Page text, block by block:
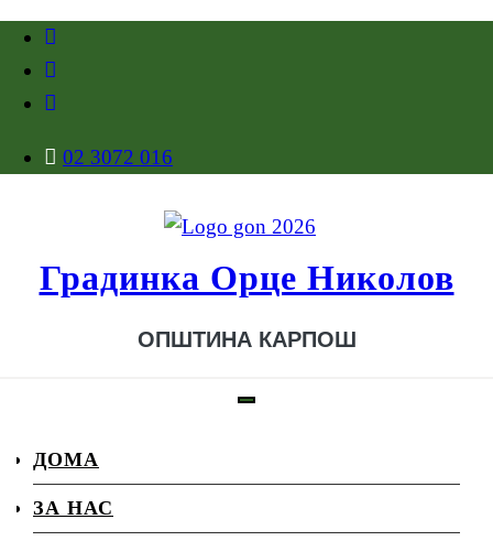
02 3072 016
Градинка Орце Николов
ОПШТИНА КАРПОШ
ДОМА
ЗА НАС